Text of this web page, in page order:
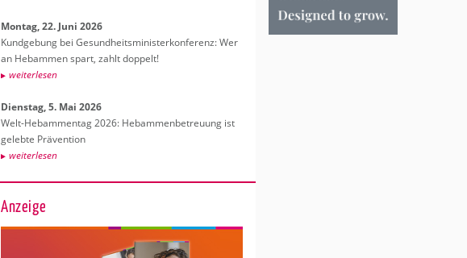
Mon­tag, 22. Juni 2026
Kund­ge­bung bei Ge­sund­heits­mi­nis­ter­kon­fe­renz: Wer
an Heb­am­men spart, zahlt dop­pelt!
wei­ter­le­sen
Diens­tag, 5. Mai 2026
Welt-Heb­am­men­tag 2026: Heb­am­men­be­treu­ung ist
ge­leb­te Prä­ven­ti­on
wei­ter­le­sen
Anzeige